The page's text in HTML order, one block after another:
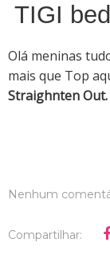
TIGI
Olá meninas
mais que Top
Straighnten Out.
Nenhum
Compartilhar: